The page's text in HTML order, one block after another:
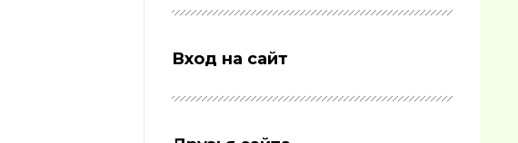
Вход на сайт